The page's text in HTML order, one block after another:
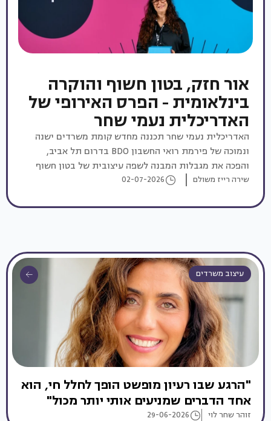
אור חזק, בטון חשוף והוקרה
בינלאומית - הפרס האירופי של
האדריכלית נעמי שחר
האדריכלית נעמי שחר תכננה מחדש קומת משרדים ישנה
ונמוכה של פירמת רואי החשבון BDO בדרום תל אביב,
והפכה את מגבלות המבנה לשפה עיצובית של בטון חשוף
שירה רייז משולם 02-07-2026
עיצוב משרדים
"הרגע שבו רעיון מופשט הופך לחלל חי, הוא
אחד הדברים שמניעים אותי יותר מכול"
זוהר שחר לוי 29-06-2026